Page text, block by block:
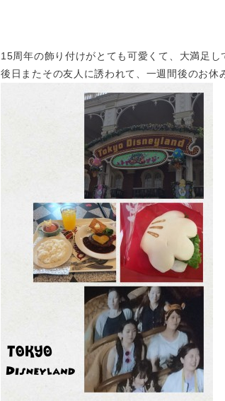
15周年の飾り付けがとても可愛くて、大満足
後日またその友人に誘われて、一週間後のお休